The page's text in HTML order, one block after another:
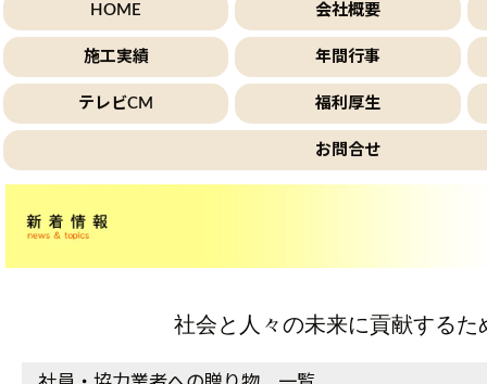
HOME 会社概要
施工実績 年間行事
テレビCM 福利厚生
お問合せ
社会と人々の未来に貢献するた